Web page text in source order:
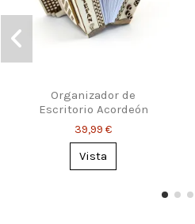
Organizador de
Escritorio Acordeón
Personalizado
39,99 €
Vista